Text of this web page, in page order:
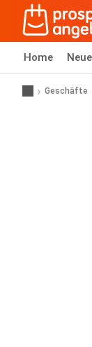
Home
Geschäfte